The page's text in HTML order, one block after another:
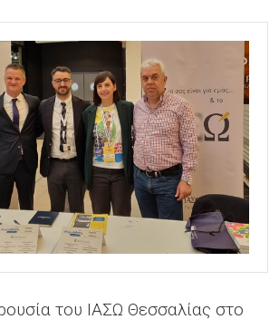
του ΙΑΣΩ Θεσσαλίας στο